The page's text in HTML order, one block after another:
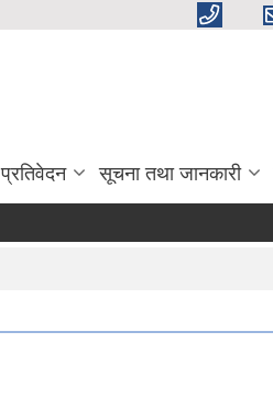
प्रतिवेदन सूचना तथा जानकारी